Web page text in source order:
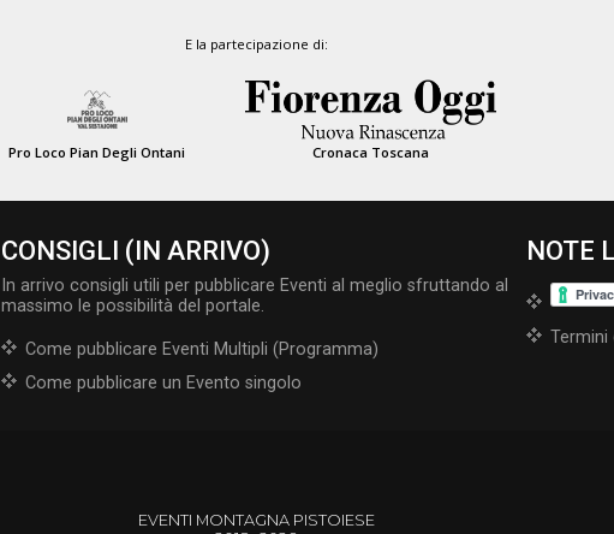
E la partecipazione di:
Pro Loco Pian Degli Ontani Cronaca Toscana
CONSIGLI (IN ARRIVO)
In arrivo consigli utili per pubblicare Eventi al meglio sfruttando al
massimo le possibilità del portale.
Come pubblicare Eventi Multipli (Programma)
Come pubblicare un Evento singolo
NOTE
Termini
EVENTI MONTAGNA PISTOIESE